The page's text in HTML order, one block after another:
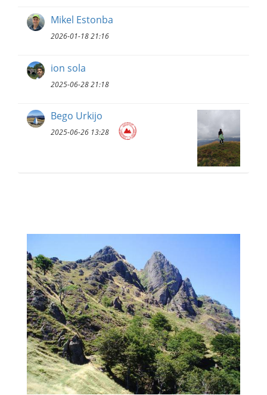
Mikel Estonba
2026-01-18 21:16
ion sola
2025-06-28 21:18
Bego Urkijo
2025-06-26 13:28